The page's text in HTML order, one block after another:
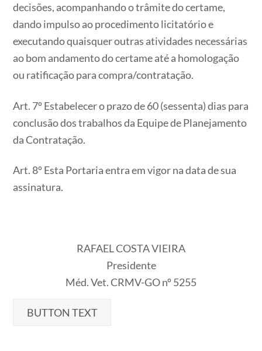
decisões, acompanhando o trâmite do certame,
dando impulso ao procedimento licitatório e
executando quaisquer outras atividades necessárias
ao bom andamento do certame até a homologação
ou ratificação para compra/contratação.
Art. 7º Estabelecer o prazo de 60 (sessenta) dias para
conclusão dos trabalhos da Equipe de Planejamento
da Contratação.
Art. 8º Esta Portaria entra em vigor na data de sua
assinatura.
RAFAEL COSTA VIEIRA
Presidente
Méd. Vet. CRMV-GO nº 5255
BUTTON TEXT